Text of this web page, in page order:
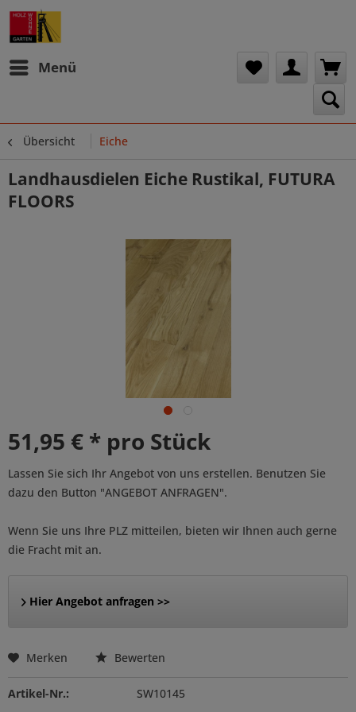
Menü
Übersicht Eiche
Landhausdielen Eiche Rustikal, FUTURA
FLOORS
51,95 € * pro Stück
Lassen Sie sich Ihr Angebot von uns erstellen. Benutzen Sie
dazu den Button "ANGEBOT ANFRAGEN".
Wenn Sie uns Ihre PLZ mitteilen, bieten wir Ihnen auch gerne
die Fracht mit an.
Hier Angebot anfragen >>
Merken Bewerten
Artikel-Nr.: SW10145